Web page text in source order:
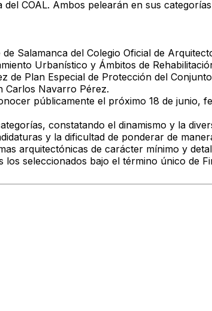
COAL. Ambos pelearán en sus
Salamanca del Colegio Oficial de
Urbanístico y Ámbitos de
Plan Especial de Protección del
Carlos Navarro Pérez.
públicamente el próximo 18 de junio,
constatando el dinamismo y la
y la dificultad de ponderar de
arquitectónicas de carácter mínimo y
seleccionados bajo el término único de